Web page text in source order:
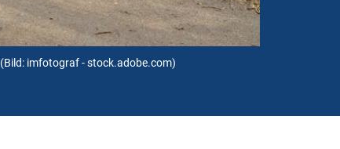
(Bild: imfotograf - stock.adobe.com)